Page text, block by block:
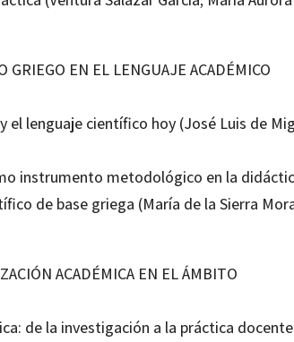
GRIEGO EN EL LENGUAJE ACADÉMICO
el lenguaje científico hoy (José Luis de
instrumento metodológico en la
de base griega (María de la Sierra
ACADÉMICA EN EL ÁMBITO
de la investigación a la práctica docente